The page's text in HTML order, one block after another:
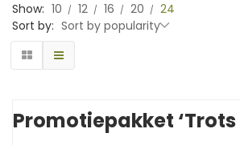
Show: 10 12 16 20
24
Sort by: Sort by popularity